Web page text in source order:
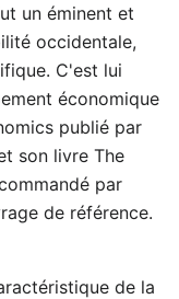
un éminent et
occidentale,
C'est lui
économique
publié par
son livre The
par
de référence.
de la